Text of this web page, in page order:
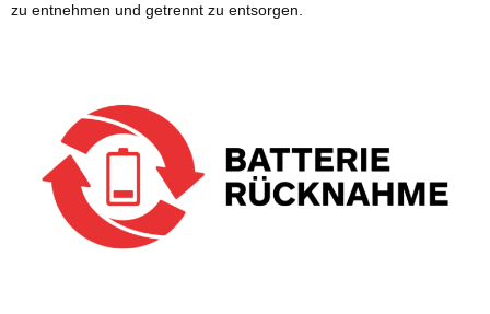
zu entnehmen und getrennt zu entsorgen.